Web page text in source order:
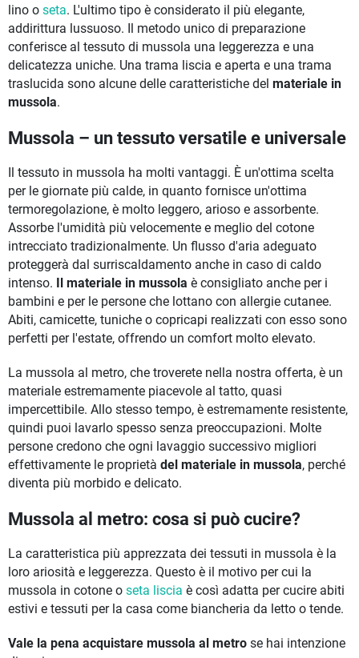
lino o seta. L'ultimo tipo è considerato il più elegante,
addirittura lussuoso. Il metodo unico di preparazione
conferisce al tessuto di mussola una leggerezza e una
delicatezza uniche. Una trama liscia e aperta e una trama
traslucida sono alcune delle caratteristiche del materiale in
mussola.
Mussola – un tessuto versatile e universale
Il tessuto in mussola ha molti vantaggi. È un'ottima scelta
per le giornate più calde, in quanto fornisce un'ottima
termoregolazione, è molto leggero, arioso e assorbente.
Assorbe l'umidità più velocemente e meglio del cotone
intrecciato tradizionalmente. Un flusso d'aria adeguato
proteggerà dal surriscaldamento anche in caso di caldo
intenso.
Il materiale in mussola è consigliato anche per i
bambini e per le persone che lottano con allergie cutanee.
Abiti, camicette, tuniche o copricapi realizzati con esso sono
perfetti per l'estate, offrendo un comfort molto elevato.
La mussola al metro, che troverete nella nostra offerta, è un
materiale estremamente piacevole al tatto, quasi
impercettibile. Allo stesso tempo, è estremamente resistente,
quindi puoi lavarlo spesso senza preoccupazioni. Molte
persone credono che ogni lavaggio successivo migliori
effettivamente le proprietà del materiale in mussola, perché
diventa più morbido e delicato.
Mussola al metro: cosa si può cucire?
La caratteristica più apprezzata dei tessuti in mussola è la
loro ariosità e leggerezza. Questo è il motivo per cui la
mussola in cotone o seta liscia è così adatta per cucire abiti
estivi e tessuti per la casa come biancheria da letto o tende.
Vale la pena acquistare mussola al metro se hai intenzione